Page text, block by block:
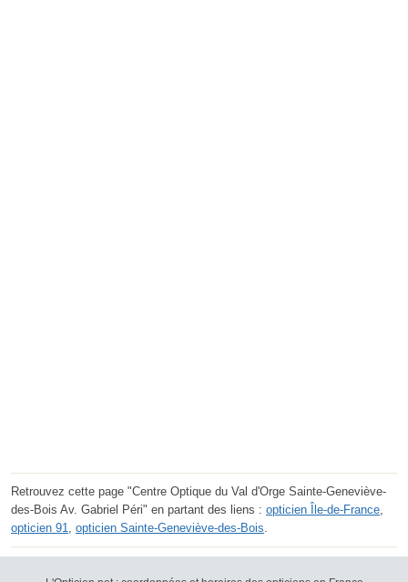
Retrouvez cette page "Centre Optique du Val d'Orge Sainte-Geneviève-
des-Bois Av. Gabriel Péri" en partant des liens : opticien Île-de-France,
opticien 91, opticien Sainte-Geneviève-des-Bois.